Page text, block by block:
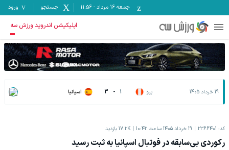
جمعه ۱۶ مرداد -
11:56 جستجو ورود
اپلیکیشن اندروید ورزش سه
19 خرداد 1405 پرو 1
-
3 اسپانیا
کد: 2366401 19 خرداد 1405 ساعت 10:42 17.2K بازدید
رکوردی بی‌سابقه در فوتبال اسپانیا به ثبت رسید